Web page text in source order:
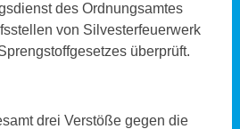
des Ordnungsamtes
von Silvesterfeuerwerk
überprüft.
drei Verstöße gegen die